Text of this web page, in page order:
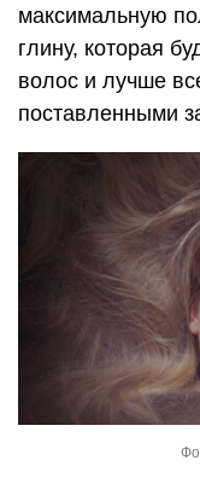
максимальную
глину, которая
волос и лучше
поставленными